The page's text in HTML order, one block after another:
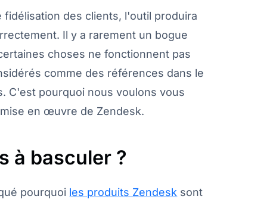
des clients, l'outil produira
Il y a rarement un bogue
choses ne fonctionnent pas
comme des références dans le
C'est pourquoi nous voulons vous
en œuvre de Zendesk.
à basculer ?
pourquoi les produits Zendesk sont